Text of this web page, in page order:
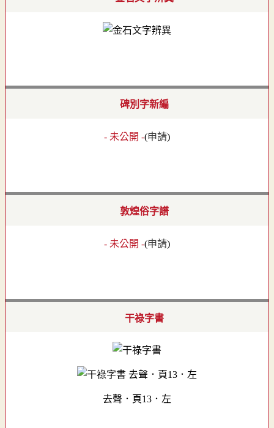
碑別字新編
- 未公開 -(申請)
敦煌俗字譜
- 未公開 -(申請)
干祿字書
去聲．頁13．左